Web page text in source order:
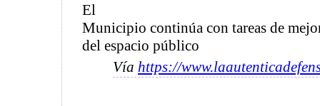
El
Municipio continúa con tareas de
del espacio público
Vía https://